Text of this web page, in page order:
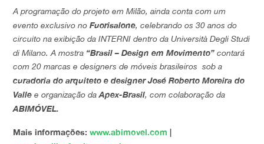
A programação do projeto em Milão, ainda conta com um
evento exclusivo no Fuorisalone, celebrando os 30 anos do
circuito na exibição da INTERNI dentro da Università Degli Studi
di Milano. A mostra “Brasil – Design em Movimento” contará
com 20 marcas e designers de móveis brasileiros sob a
curadoria do arquiteto e designer José Roberto Moreira do
Valle e organização daApex-Brasil, com colaboração da
ABIMÓVEL.
Mais informações: www.abimovel.com |